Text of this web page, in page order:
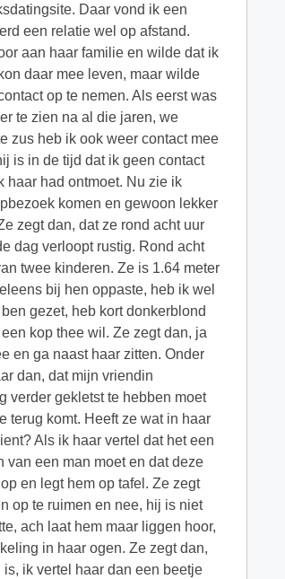
Daar vond ik een
een relatie wel op afstand.
aan haar familie en wilde dat ik
daar mee leven, maar wilde
op te nemen. Als eerst was
te zien na al die jaren, we
zus heb ik ook weer contact mee
is in de tijd dat ik geen contact
haar had ontmoet. Nu zie ik
komen en gewoon lekker
zegt dan, dat ze rond acht uur
dag verloopt rustig. Rond acht
twee kinderen. Ze is 1.64 meter
bij hen oppaste, heb ik wel
gezet, heb kort donkerblond
kop thee wil. Ze zegt dan, ja
en ga naast haar zitten. Onder
dan, dat mijn vriendin
verder gekletst te hebben moet
terug komt. Heeft ze wat in haar
Als ik haar vertel dat het een
van een man moet en dat deze
en legt hem op tafel. Ze zegt
op te ruimen en nee, hij is niet
ach laat hem maar liggen hoor,
in haar ogen. Ze zegt dan,
ik vertel haar dan een beetje